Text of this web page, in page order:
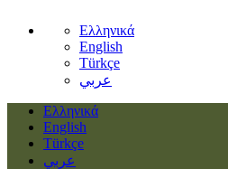
Ελληνικά
English
Türkçe
عربي
Ελληνικά
English
Türkçe
عربي